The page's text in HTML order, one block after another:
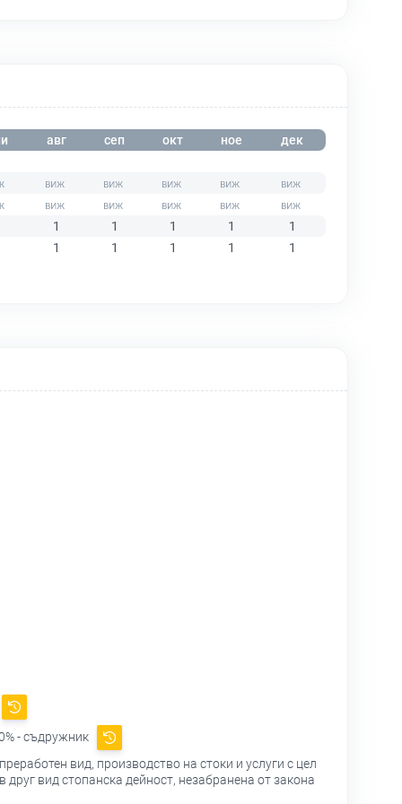
авг сеп окт ное дек
1 1 1 1
1
1
1 1 1 1
- съдружник
вид, производство на стоки и услуги с цел
друг вид стопанска дейност, незабранена от закона